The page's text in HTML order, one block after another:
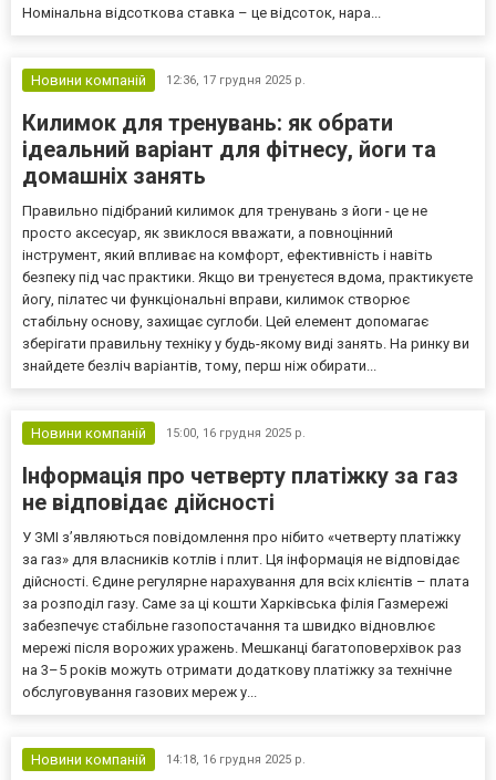
Номінальна відсоткова ставка – це відсоток, нара...
Новини компаній 12:36, 17 грудня 2025 р.
Килимок для тренувань: як обрати
ідеальний варіант для фітнесу, йоги та
домашніх занять
Правильно підібраний килимок для тренувань з йоги - це не
просто аксесуар, як звиклося вважати, а повноцінний
інструмент, який впливає на комфорт, ефективність і навіть
безпеку під час практики. Якщо ви тренуєтеся вдома, практикуєте
йогу, пілатес чи функціональні вправи, килимок створює
стабільну основу, захищає суглоби. Цей елемент допомагає
зберігати правильну техніку у будь-якому виді занять. На ринку ви
знайдете безліч варіантів, тому, перш ніж обирати...
Новини компаній 15:00, 16 грудня 2025 р.
Інформація про четверту платіжку за газ
не відповідає дійсності
У ЗМІ з’являються повідомлення про нібито «четверту платіжку
за газ» для власників котлів і плит. Ця інформація не відповідає
дійсності. Єдине регулярне нарахування для всіх клієнтів – плата
за розподіл газу. Саме за ці кошти Харківська філія Газмережі
забезпечує стабільне газопостачання та швидко відновлює
мережі після ворожих уражень. Мешканці багатоповерхівок раз
на 3–5 років можуть отримати додаткову платіжку за технічне
обслуговування газових мереж у...
Новини компаній 14:18, 16 грудня 2025 р.